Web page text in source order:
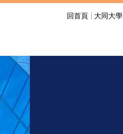
回首頁 大同大學